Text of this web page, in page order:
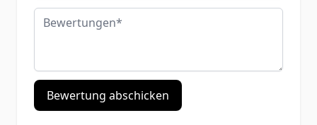
Bewertungen
Bewertung abschicken